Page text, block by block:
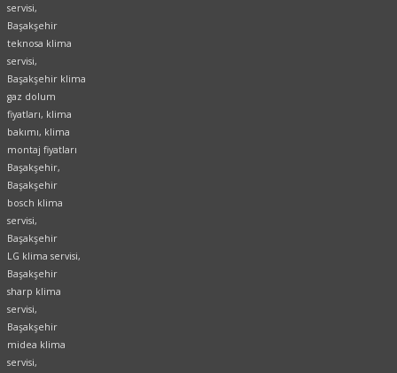
servisi,
Başakşehir
teknosa klima
servisi,
Başakşehir klima
gaz dolum
fiyatları, klima
bakımı, klima
montaj fiyatları
Başakşehir,
Başakşehir
bosch klima
servisi,
Başakşehir
LG klima servisi,
Başakşehir
sharp klima
servisi,
Başakşehir
midea klima
servisi,